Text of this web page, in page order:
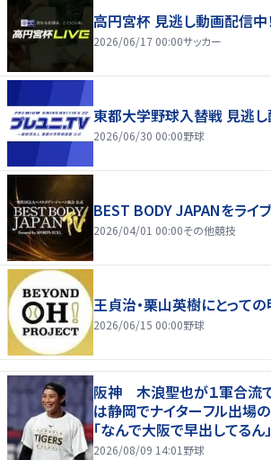
高円宮杯 見逃し動画配信中
2026/06/17 00:00サッカー
東都大学野球入替戦 見逃し
2026/06/30 00:00野球
BEST BODY JAPANをライ
2026/04/01 00:00その他競技
王貞治・栗山英樹にとって
2026/06/15 00:00野球
阪神 木浪聖也が１軍合
は静岡でナイターフル出場
「なんで大阪で早出してるん
変わる気が」
2026/08/09 14:01 野球